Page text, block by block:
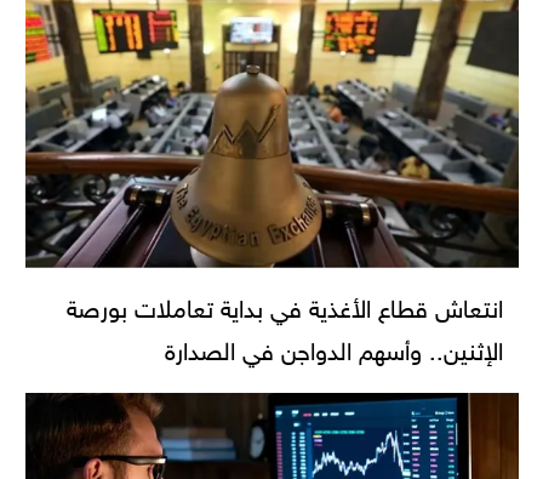
انتعاش قطاع الأغذية في بداية تعاملات بورصة
الإثنين.. وأسهم الدواجن في الصدارة